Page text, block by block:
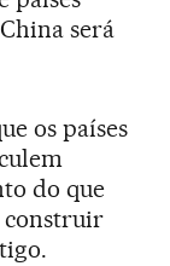
será
os países
do que
construir